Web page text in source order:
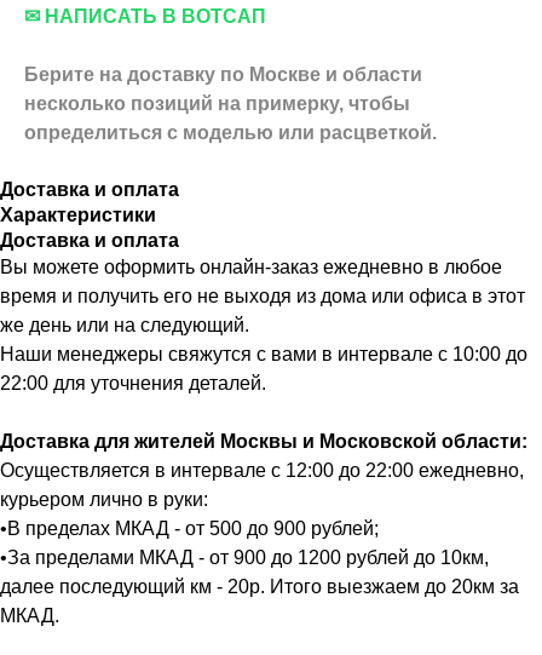
✉ НАПИСАТЬ В ВОТСАП
Берите на доставку по Москве и области
несколько позиций на примерку, чтобы
определиться с моделью или расцветкой.
Доставка и оплата
Характеристики
Доставка и оплата
Вы можете оформить онлайн-заказ ежедневно в любое
время и получить его не выходя из дома или офиса в этот
же день или на следующий.
Наши менеджеры свяжутся с вами в интервале с 10:00 до
22:00 для уточнения деталей.
Доставка для жителей Москвы и Московской области:
Осуществляется в интервале с 12:00 до 22:00 ежедневно,
курьером лично в руки:
•В пределах МКАД - от 500 до 900 рублей;
•За пределами МКАД - от 900 до 1200 рублей до 10км,
далее последующий км - 20р. Итого выезжаем до 20км за
МКАД.